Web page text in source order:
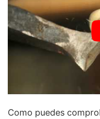
Como puedes